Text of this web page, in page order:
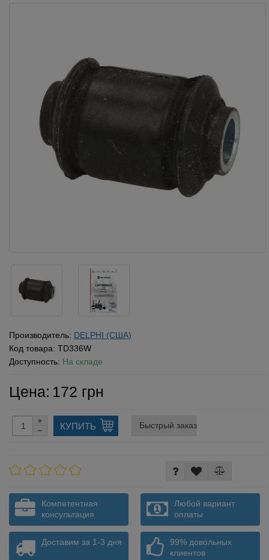
Производитель: DELPHI (США)
Код товара: TD336W
Доступность: На складе
Цена: 172 грн
КУПИТЬ Быстрый заказ
Компетентная
консультация
Любой вариант
оплаты
Доставим за 1-3 дня
99% довольных
клиентов